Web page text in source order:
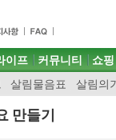
살림물음표 살림의
이프 커뮤니티 쇼핑
만들기